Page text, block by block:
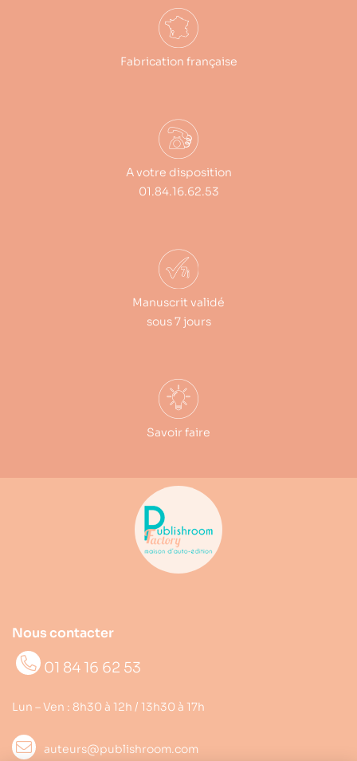
Fabrication française
A votre disposition
01.84.16.62.53
Manuscrit validé
sous 7 jours
Savoir faire
Nous contacter
01 84 16 62 53
Lun – Ven : 8h30 à 12h / 13h30 à 17h
auteurs@publishroom.com